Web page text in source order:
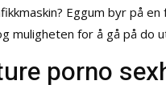
Eggum byr på
muligheten for å gå på do
porno